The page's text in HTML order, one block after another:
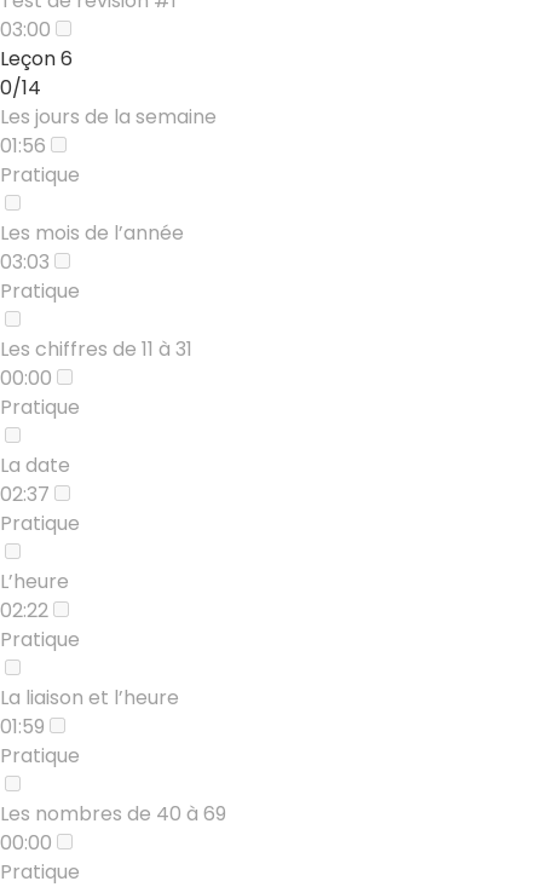
03:00
Leçon 6
0/14
Les jours de la semaine
01:56
Pratique
Les mois de l’année
03:03
Pratique
Les chiffres de 11 à 31
00:00
Pratique
La date
02:37
Pratique
L’heure
02:22
Pratique
La liaison et l’heure
01:59
Pratique
Les nombres de 40 à 69
00:00
Pratique